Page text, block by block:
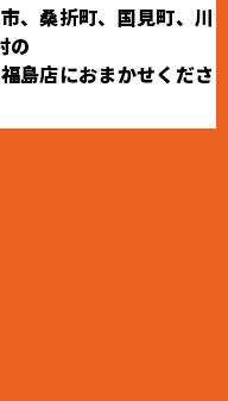
、桑折町、国見町、川
の
島店におまかせくださ